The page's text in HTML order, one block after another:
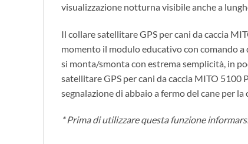
visualizzazione notturna visibile anche a
Il collare satellitare GPS per cani da caccia
momento il modulo educativo con comando
si monta/smonta con estrema semplicità, in
satellitare GPS per cani da caccia MITO
segnalazione di abbaio a fermo del cane per la
* Prima di utilizzare questa funzione